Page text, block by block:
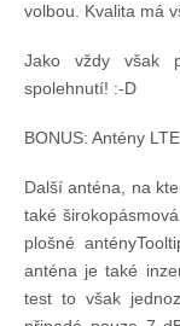
volbou. Kvalita má
Jako vždy však
spolehnutí! :-D
BONUS: Antény
Další anténa, na
také
plošné
anténa je také
test to však